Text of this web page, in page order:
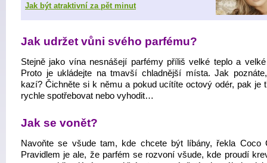
Jak být atraktivní za pět minut
Jak udržet vůni svého parfému?
Stejně jako vína nesnášejí parfémy příliš velké teplo a
Proto je ukládejte na tmavší chladnější místa. Jak
kazí? Čichněte si k němu a pokud ucítíte octový odér, pak je
rychle spotřebovat nebo vyhodit…
Jak se vonět?
Navoňte se všude tam, kde chcete být líbány, řekla Coco
Pravidlem je ale, že parfém se rozvoní všude, kde proudí